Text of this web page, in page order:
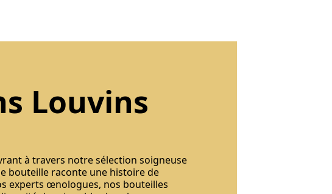
Louvins
à travers notre sélection soigneuse
bouteille raconte une histoire de
experts œnologues, nos bouteilles